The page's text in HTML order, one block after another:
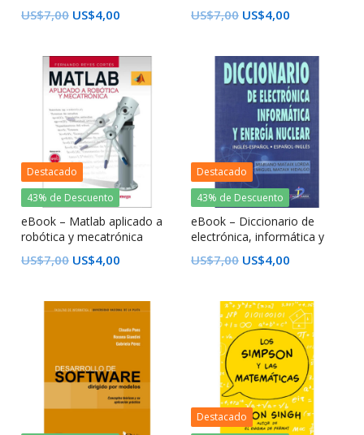
US$7,00 US$4,00 US$7,00 US$4,00
Destacado
43% de Descuento
eBook – Matlab aplicado a
robótica y mecatrónica
US$7,00 US$4,00
Destacado
43% de Descuento
eBook – Diccionario de
electrónica, informática y
energía nuclear: Inglés-
Español/Español-Inglés
US$7,00 US$4,00
Destacado